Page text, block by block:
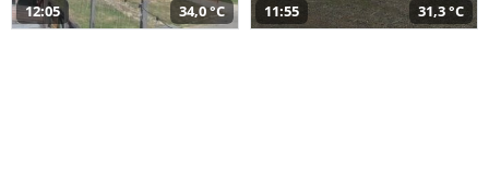
12:05 34,0 °C 11:55 31,3 °C